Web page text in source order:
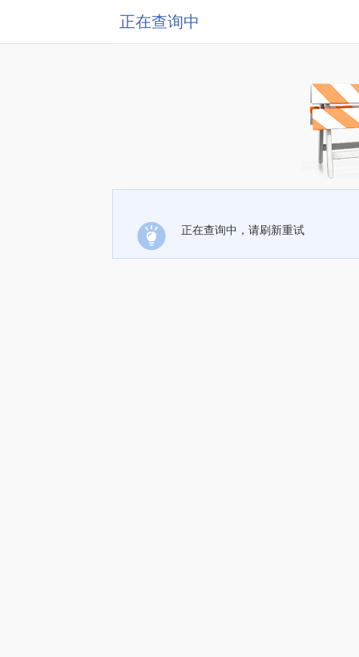
正在查询中
正在查询中，请刷新重试